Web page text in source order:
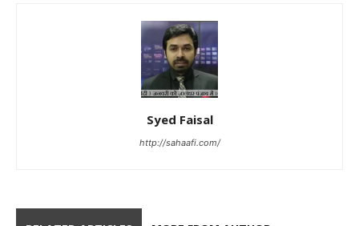
Syed Faisal
http://sahaafi.com/